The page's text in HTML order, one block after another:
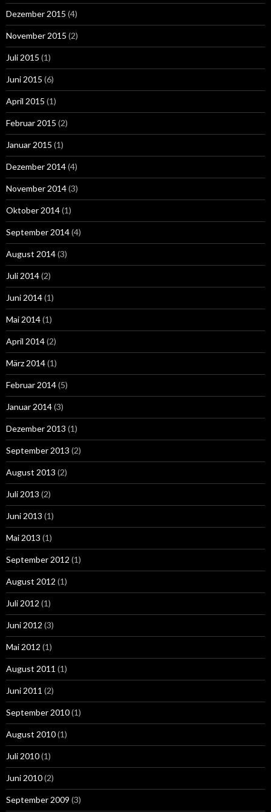
Dezember 2015 (4)
November 2015 (2)
Juli 2015 (1)
Juni 2015 (6)
April 2015 (1)
Februar 2015 (2)
Januar 2015 (1)
Dezember 2014(4)
November 2014(3)
Oktober 2014(1)
September 2014(4)
August 2014(3)
Juli 2014(2)
Juni 2014(1)
Mai 2014(1)
April 2014(2)
März 2014(1)
Februar 2014(5)
Januar 2014(3)
Dezember 2013 (1)
September 2013 (2)
August 2013 (2)
Juli 2013 (2)
Juni 2013 (1)
Mai 2013 (1)
September 2012 (1)
August 2012 (1)
Juli 2012 (1)
Juni 2012 (3)
Mai 2012 (1)
August 2011 (1)
Juni 2011 (2)
September 2010(1)
August 2010(1)
Juli 2010(1)
Juni 2010(2)
September 2009 (3)